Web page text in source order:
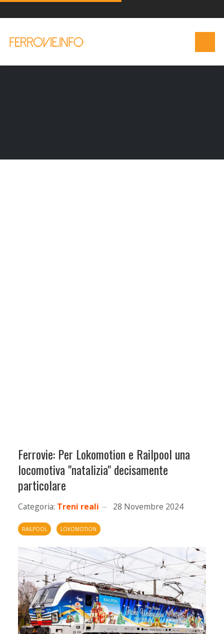
Ferrovie: Per Lokomotion e Railpool una
locomotiva "natalizia" decisamente
particolare
Categoria: Treni reali 28 Novembre 2024
RAILPOOL LOKOMOTION